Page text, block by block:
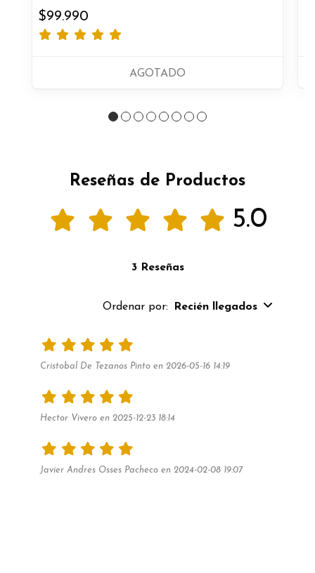
$99.990
AGOTADO
Reseñas de Productos
5.0
3 Reseñas
Ordenar por: Recién llegados
Cristobal De Tezanos Pinto en 2026-05-16 14:19
Hector Vivero en 2025-12-23 18:14
Javier Andres Osses Pacheco en 2024-02-08 19:07